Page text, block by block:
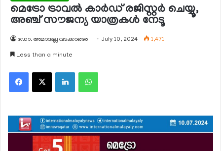
മെട്രോ ട്രാവല്‍ കാര്‍ഡ് രജിസ്റ്റര്‍ ചെയ്യൂ,
അഞ്ച് സൗജന്യ യാത്രകള്‍ നേടൂ
ഡോ. അമാനുല്ല വടക്കാങ്ങര July 10, 2024 1,471
Less than a minute
Facebook
X LinkedInWhatsApp